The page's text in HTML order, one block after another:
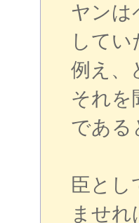
ヤンは
してい
例え、
それを
である
臣とし
ませれ